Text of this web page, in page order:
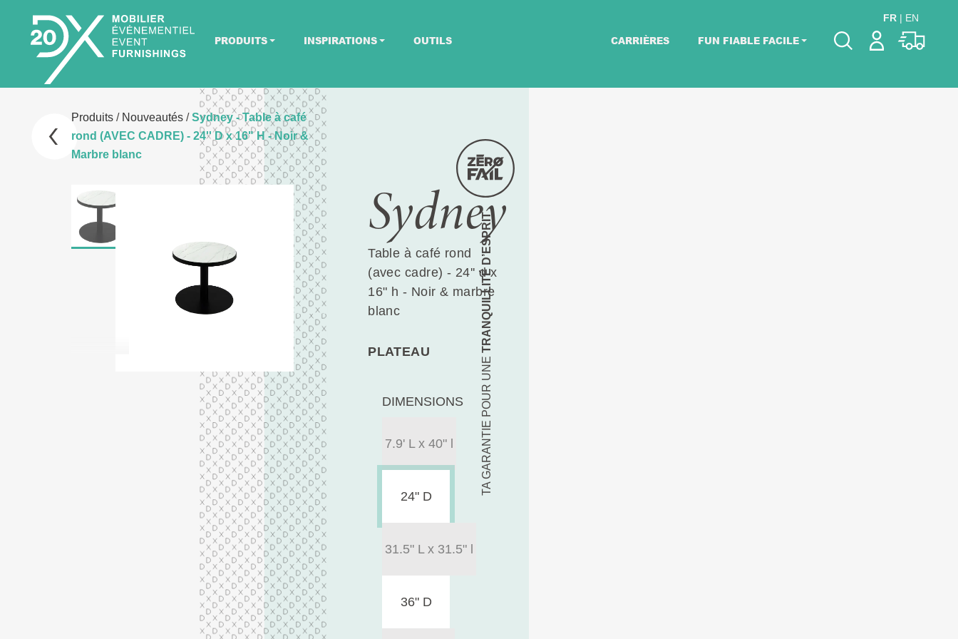
PRODUITS INSPIRATIONS OUTILS CARRIÈRES FUN FIABLE FACILE
FR| EN
Produits/ Nouveautés/Sydney - Table à café
rond (AVEC CADRE) - 24'' D x 16" H - Noir &
Marbre blanc
TA GARANTIE POUR UNE
TRANQUILLITÉ D’ESPRIT
Sydney
Table à café rond
(avec cadre) - 24'' d x
16" h - Noir & marbre
blanc
PLATEAU
DIMENSIONS
7.9' L x 40" l
24" D
31.5" L x 31.5" l
36" D